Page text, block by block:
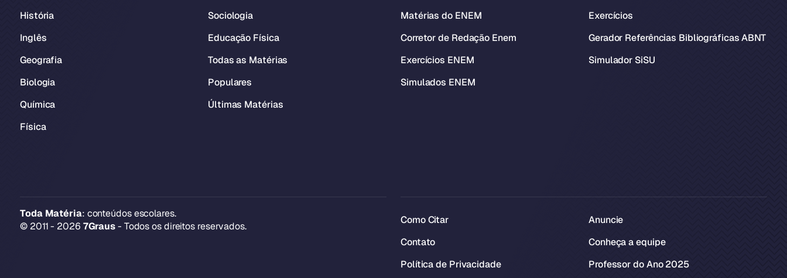
História
Inglês
Geografia
Biologia
Química
Física
Sociologia
Educação Física
Todas as Matérias
Populares
Últimas Matérias
Matérias do ENEM
Corretor de Redação Enem
Exercícios ENEM
Simulados ENEM
Exercícios
Gerador Referências Bibliográficas ABNT
Simulador SiSU
Toda Matéria: conteúdos escolares.
© 2011 - 2026 7Graus- Todos os direitos reservados.
Como Citar
Contato
Política de Privacidade
Anuncie
Conheça a equipe
Professor do Ano 2025